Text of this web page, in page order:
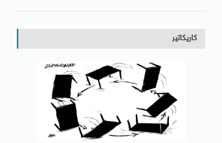
كاريكاتير